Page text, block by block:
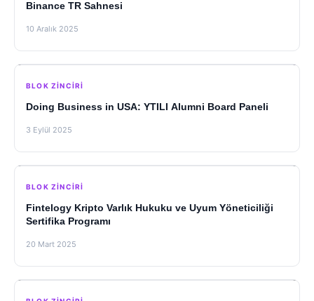
Binance TR Sahnesi
10 Aralık 2025
BLOK ZINCIRI
Doing Business in USA: YTILI Alumni Board Paneli
3 Eylül 2025
BLOK ZINCIRI
Fintelogy Kripto Varlık Hukuku ve Uyum Yöneticiliği
Sertifika Programı
20 Mart 2025